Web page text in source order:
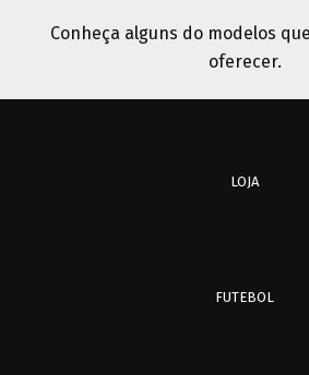
Conheça alguns do modelos
oferecer.
LOJA
FUTEBOL